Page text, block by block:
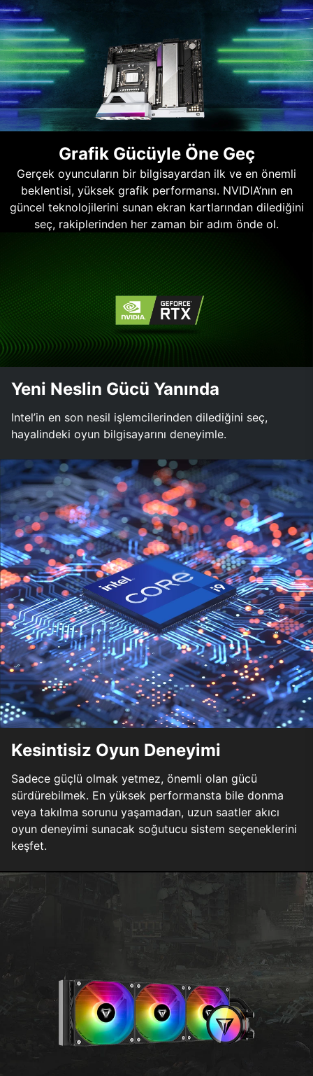
Grafik Gücüyle Öne Geç
Gerçek oyuncuların bir bilgisayardan ilk ve en önemli
beklentisi, yüksek grafik performansı. NVIDIA’nın en
güncel teknolojilerini sunan ekran kartlarından dilediğini
seç, rakiplerinden her zaman bir adım önde ol.
Yeni Neslin Gücü Yanında
Intel’in en son nesil işlemcilerinden dilediğini seç,
hayalindeki oyun bilgisayarını deneyimle.
Kesintisiz Oyun Deneyimi
Sadece güçlü olmak yetmez, önemli olan gücü
sürdürebilmek. En yüksek performansta bile donma
veya takılma sorunu yaşamadan, uzun saatler akıcı
oyun deneyimi sunacak soğutucu sistem seçeneklerini
keşfet.